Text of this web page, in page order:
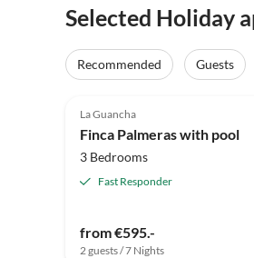
Selected Holiday
Recommended Guests
La Guancha
Finca Palmeras with pool
3 Bedrooms
Fast Responder
from €595.-
2 guests / 7 Nights